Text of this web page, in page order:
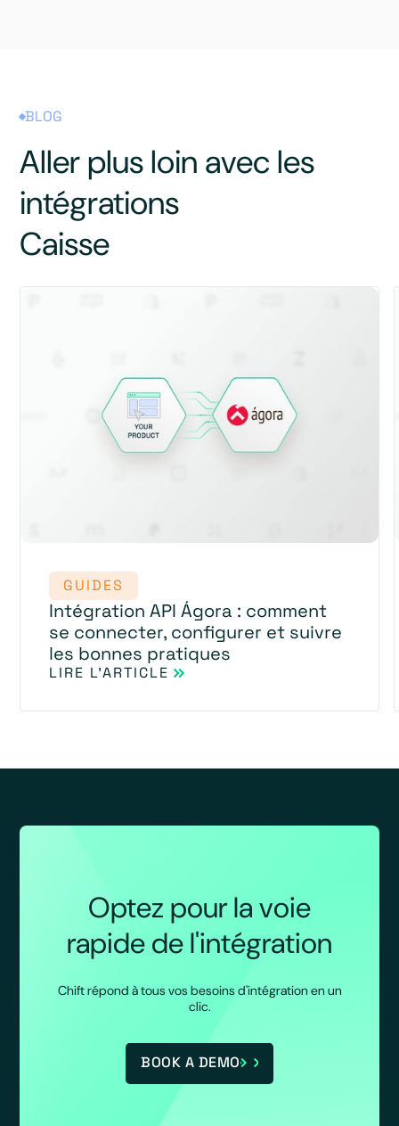
BLOG
Aller plus loin avec les
intégrations
Caisse
GUIDES
Intégration API Ágora : comment
se connecter, configurer et suivre
les bonnes pratiques
LIRE L'ARTICLE
Optez pour la voie
rapide de l'intégration
Chift répond à tous vos besoins d'intégration en un
clic.
BOOK A DEMO